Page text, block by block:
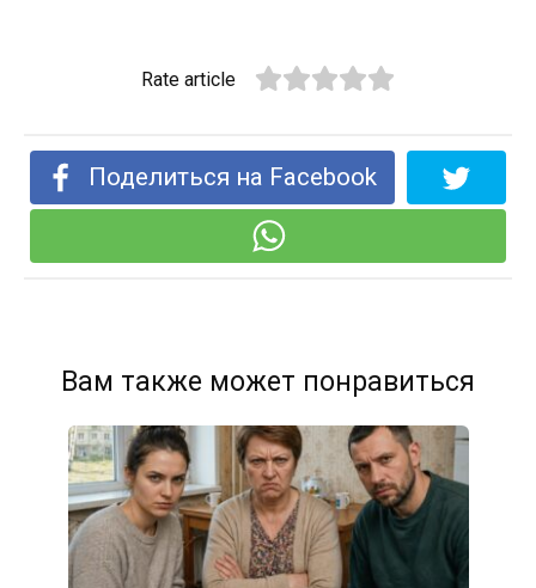
Rate article
Поделиться на Facebook
Вам также может понравиться